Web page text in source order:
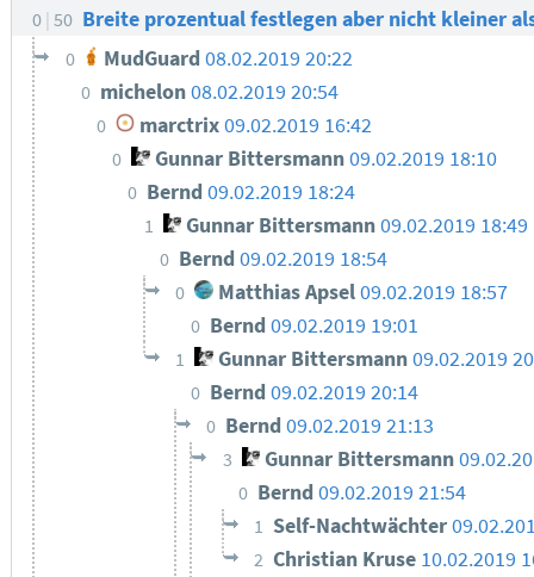
0 50 Breite prozentual festlegen aber nicht kleiner
0 MudGuard 08.02.2019 20:22
0 michelon08.02.2019 20:54
0 marctrix09.02.2019 16:42
0 Gunnar Bittersmann09.02.2019 18:10
0 Bernd09.02.2019 18:24
1 Gunnar Bittersmann09.02.2019 18:49
0 Bernd 09.02.2019 18:54
0 Matthias Apsel09.02.2019 18:57
0 Bernd09.02.2019 19:01
1 Gunnar Bittersmann09.02.2019
0 Bernd09.02.2019 20:14
0 Bernd09.02.2019 21:13
3 Gunnar Bittersmann
0 Bernd 09.02.2019 21:54
1 Self-Nachtwächter
2 Christian Kruse 10.02.2019